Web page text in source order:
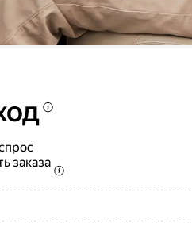
заказа